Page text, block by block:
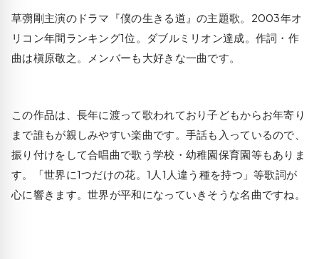
草彅剛主演のドラマ『僕の生きる道』の主題歌。2003年オ
リコン年間ランキング1位。ダブルミリオン達成。作詞・作
曲は槇原敬之。メンバーも大好きな一曲です。
この作品は、長年に渡って歌われており子どもからお年寄り
まで誰もが親しみやすい楽曲です。手話も入っているので、
振り付けをして合唱曲で歌う学校・幼稚園保育園等もありま
す。「世界に1つだけの花。1人1人違う種を持つ」等歌詞が
心に響きます。世界が平和になっていきそうな名曲ですね。